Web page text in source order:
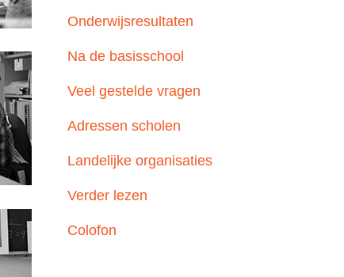
Onderwijsresultaten
Na de basisschool
Veel gestelde vragen
Adressen scholen
Landelijke organisaties
Verder lezen
Colofon